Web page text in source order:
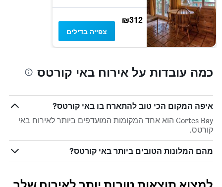
₪312
צפייה בדילים
כמה עובדות על אירוח באי קורטס
איפה המקום הכי טוב להתארח בו באי קורטס?
Cortes Bay הוא אחד המקומות המועדפים ביותר לאירוח באי
קורטס.
מהם המלונות הטובים ביותר באי קורטס?